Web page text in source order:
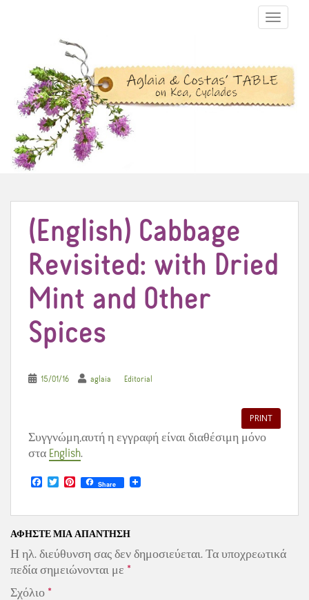
TOGGLE
(English) Cabbage
Revisited: with Dried
Mint and Other
Spices
15/01/16 aglaia Editorial
PRINT
Συγγνώμη,αυτή η εγγραφή είναι διαθέσιμη μόνο
στα English.
a
e
o
o
k
T
w
t
e
r
P
t
r
s
t
Share
ΑΦΉΣΤΕ ΜΙΑ ΑΠΆΝΤΗΣΗ
Η ηλ. διεύθυνση σας δεν δημοσιεύεται. Τα υποχρεωτικά
πεδία σημειώνονται με *
Σχόλιο *